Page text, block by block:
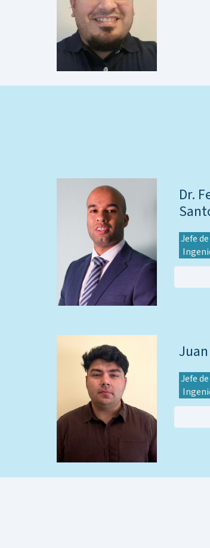
Dr.
Jefe
Jefe